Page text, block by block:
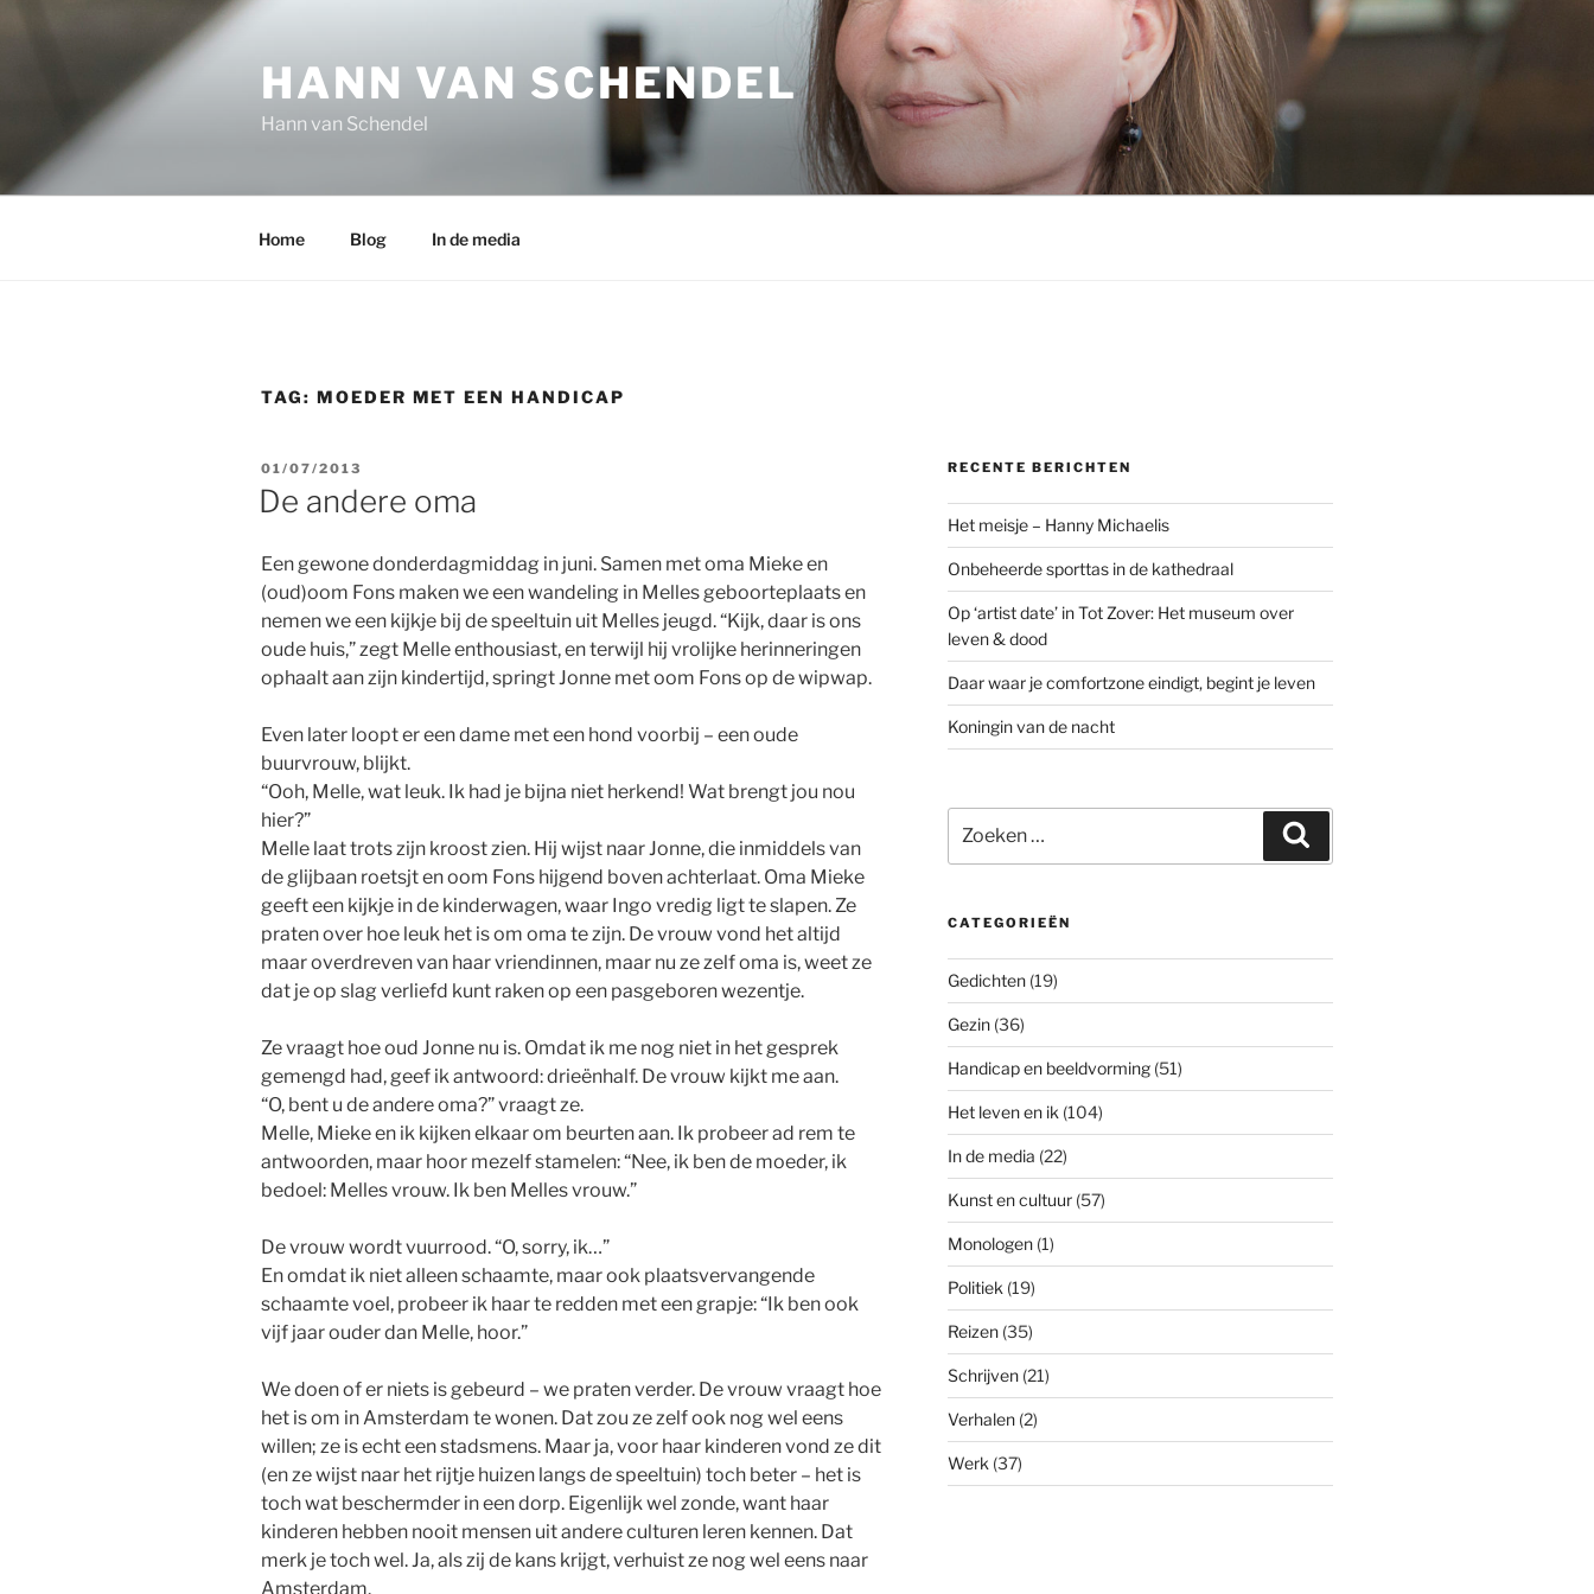
HANN VAN SCHENDEL
Hann van Schendel
Home Blog In de media
TAG: MOEDER MET EEN HANDICAP
GEPLAATST
OP
01/07/2013
De andere oma
Een gewone donderdagmiddag in juni. Samen met oma Mieke en
(oud)oom Fons maken we een wandeling in Melles geboorteplaats en
nemen we een kijkje bij de speeltuin uit Melles jeugd. “Kijk, daar is ons
oude huis,” zegt Melle enthousiast, en terwijl hij vrolijke herinneringen
ophaalt aan zijn kindertijd, springt Jonne met oom Fons op de wipwap.
Even later loopt er een dame met een hond voorbij – een oude
buurvrouw, blijkt.
“Ooh, Melle, wat leuk. Ik had je bijna niet herkend! Wat brengt jou nou
hier?”
Melle laat trots zijn kroost zien. Hij wijst naar Jonne, die inmiddels van
de glijbaan roetsjt en oom Fons hijgend boven achterlaat. Oma Mieke
geeft een kijkje in de kinderwagen, waar Ingo vredig ligt te slapen. Ze
praten over hoe leuk het is om oma te zijn. De vrouw vond het altijd
maar overdreven van haar vriendinnen, maar nu ze zelf oma is, weet ze
dat je op slag verliefd kunt raken op een pasgeboren wezentje.
Ze vraagt hoe oud Jonne nu is. Omdat ik me nog niet in het gesprek
gemengd had, geef ik antwoord: drieënhalf. De vrouw kijkt me aan.
“O, bent u de andere oma?” vraagt ze.
Melle, Mieke en ik kijken elkaar om beurten aan. Ik probeer ad rem te
antwoorden, maar hoor mezelf stamelen: “Nee, ik ben de moeder, ik
bedoel: Melles vrouw. Ik ben Melles vrouw.”
De vrouw wordt vuurrood. “O, sorry, ik…”
En omdat ik niet alleen schaamte, maar ook plaatsvervangende
schaamte voel, probeer ik haar te redden met een grapje: “Ik ben ook
vijf jaar ouder dan Melle, hoor.”
We doen of er niets is gebeurd – we praten verder. De vrouw vraagt hoe
het is om in Amsterdam te wonen. Dat zou ze zelf ook nog wel eens
willen; ze is echt een stadsmens. Maar ja, voor haar kinderen vond ze dit
(en ze wijst naar het rijtje huizen langs de speeltuin) toch beter – het is
toch wat beschermder in een dorp. Eigenlijk wel zonde, want haar
kinderen hebben nooit mensen uit andere culturen leren kennen. Dat
merk je toch wel. Ja, als zij de kans krijgt, verhuist ze nog wel eens naar
Amsterdam.
RECENTE BERICHTEN
Het meisje – Hanny Michaelis
Onbeheerde sporttas in de kathedraal
Op ‘artist date’ in Tot Zover: Het museum over
leven & dood
Daar waar je comfortzone eindigt, begint je leven
Koningin van de nacht
naar:
CATEGORIEËN
Gedichten(19)
Gezin(36)
Handicap en beeldvorming(51)
Het leven en ik (104)
In de media (22)
Kunst en cultuur(57)
Monologen(1)
Politiek (19)
Reizen(35)
Schrijven(21)
Verhalen(2)
Werk (37)